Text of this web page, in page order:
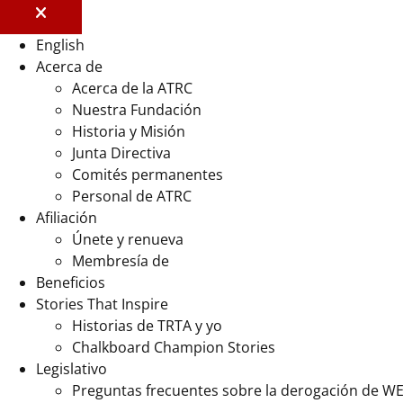
English
Acerca de
Acerca de la ATRC
Nuestra Fundación
Historia y Misión
Junta Directiva
Comités permanentes
Personal de ATRC
Afiliación
Únete y renueva
Membresía de
Beneficios
Stories That Inspire
Historias de TRTA y yo
Chalkboard Champion Stories
Legislativo
Preguntas frecuentes sobre la derogación de